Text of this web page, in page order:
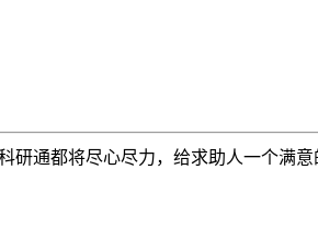
通都将尽心尽力，给求助人一个满意